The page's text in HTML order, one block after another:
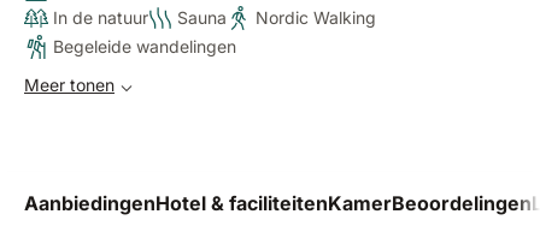
In de natuur
Sauna
Nordic Walking
Begeleide wandelingen
Meer tonen
AanbiedingenHotel & faciliteitenKamerBeoordelingen